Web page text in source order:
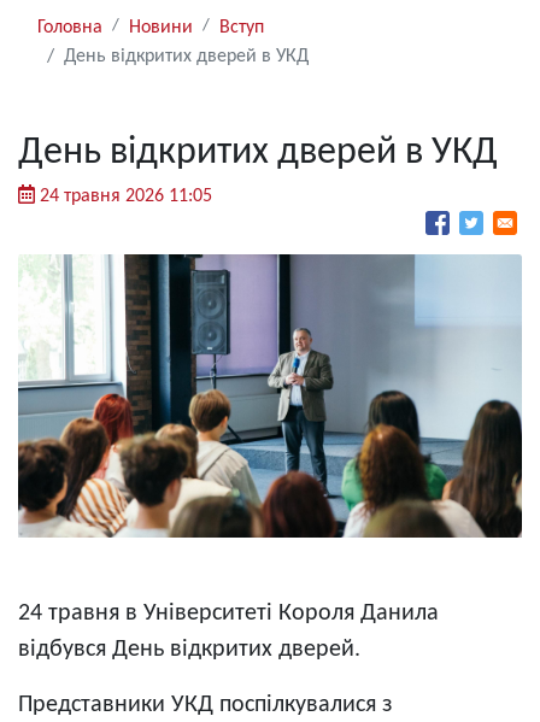
Рядки
навіґації
Головна Новини
Вступ
День відкритих дверей в УКД
День відкритих дверей в УКД
24 травня 2026 11:05
24 травня в Університеті Короля Данила
відбувся День відкритих дверей.
Представники УКД поспілкувалися з